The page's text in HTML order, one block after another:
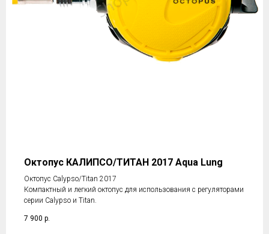
Октопус КАЛИПСО/ТИТАН 2017 Aqua Lung
Октопус Calypso/Titan 2017
Компактный и легкий октопус для использования с регуляторами
серии Calypso и Titan.
7 900 р.